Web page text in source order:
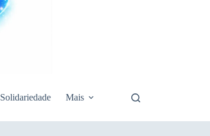
Solidariedade Mais